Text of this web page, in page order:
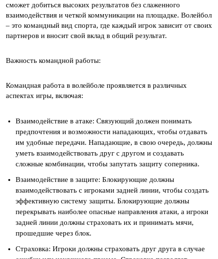
сможет добиться высоких результатов без слаженного
взаимодействия и четкой коммуникации на площадке. Волейбол
– это командный вид спорта, где каждый игрок зависит от своих
партнеров и вносит свой вклад в общий результат.
Важность командной работы:
Командная работа в волейболе проявляется в различных
аспектах игры, включая:
Взаимодействие в атаке: Связующий должен понимать
предпочтения и возможности нападающих, чтобы отдавать
им удобные передачи. Нападающие, в свою очередь, должны
уметь взаимодействовать друг с другом и создавать
сложные комбинации, чтобы запутать защиту соперника.
Взаимодействие в защите: Блокирующие должны
взаимодействовать с игроками задней линии, чтобы создать
эффективную систему защиты. Блокирующие должны
перекрывать наиболее опасные направления атаки, а игроки
задней линии должны страховать их и принимать мячи,
прошедшие через блок.
Страховка: Игроки должны страховать друг друга в случае